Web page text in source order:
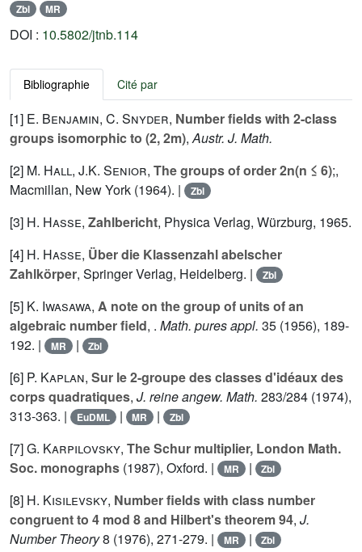
Zbl MR
DOI : 10.5802/jtnb.114
Bibliographie Cité par
[1] E. Benjamin, C. Snyder, Number fields with 2-class
groups isomorphic to (2, 2m),Austr. J. Math.
[2] M. Hall, J.K. Senior, The groups of order 2n(n ≤ 6);,
Macmillan, New York (1964). |
Zbl
[3] H. Hasse, Zahlbericht, Physica Verlag, Würzburg, 1965.
[4] H. Hasse, Über die Klassenzahl abelscher
Zahlkörper, Springer Verlag, Heidelberg. | Zbl
[5] K. Iwasawa, A note on the group of units of an
algebraic number field, . Math. pures appl. 35 (1956), 189-
192. |
MR | Zbl
[6] P. Kaplan, Sur le 2-groupe des classes d'idéaux des
corps quadratiques, J. reine angew. Math. 283/284 (1974),
313-363. |
EuDML | MR | Zbl
[7]G. Karpilovsky, The Schur multiplier, London Math.
Soc. monographs (1987), Oxford. | MR | Zbl
[8] H. Kisilevsky, Number fields with class number
congruent to 4 mod 8 and Hilbert's theorem 94, J.
Number Theory8 (1976), 271-279. | MR | Zbl